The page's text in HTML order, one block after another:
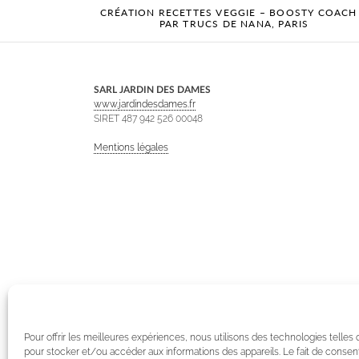
Pour offrir les meilleures expériences, nous utilisons des technologies telles
pour stocker et/ou accéder aux informations des appareils. Le fait de
CRÉATION RECETTES VEGGIE – BOOSTY COACH
PAR TRUCS DE NANA, PARIS
SARL JARDIN DES DAMES
www.jardindesdames.fr
SIRET 487 942 526 00048
Mentions légales